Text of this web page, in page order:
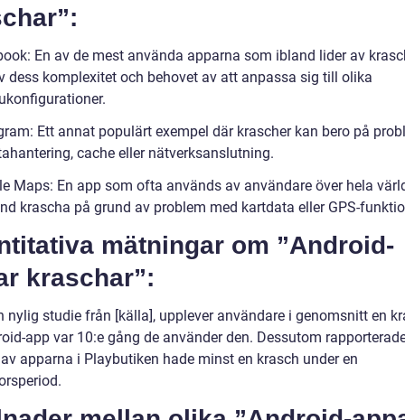
En av de mest använda apparna som ibland lider av
dess komplexitet och behovet av att anpassa sig till olika
Ett annat populärt exempel där krascher kan bero på
cache eller nätverksanslutning.
Maps: En app som ofta används av användare över hela
krascha på grund av problem med kartdata eller GPS-
mätningar om ”Android-
kraschar”:
nylig studie från [källa], upplever användare i genomsnitt en
app var 10:e gång de använder den. Dessutom
apparna i Playbutiken hade minst en krasch under en